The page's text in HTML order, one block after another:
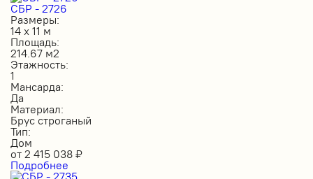
СБР - 2726
Размеры:
14 х 11 м
Площадь:
214.67 м2
Этажность:
1
Мансарда:
Да
Материал:
Брус строганый
Тип:
Дом
от 2 415 038 ₽
Подробнее